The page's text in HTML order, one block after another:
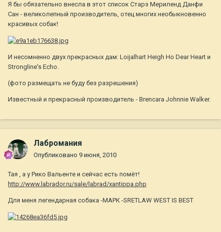
Я бы обязательно внесла в этот список Старз Мериленд Данфи
Сан - великолепный производитель, отец многих необыкновенно
красивых собак!
И несомненно двух прекрасных дам: Loijalhart Heigh Ho Dear Heart и
Strongline's Echo.
(фото размещать не буду без разрешения)
Известный и прекрасный производитель - Brencara Johnnie Walker.
Лабромания
Опубликовано 9 июня, 2010
Тая , а у Рико Вальенте и сейчас есть помёт!
http://www.labrador.ru/sale/labrad/xantippa.php
Для меня легендарная собака -МАРК -SRETLAW WEST IS BEST